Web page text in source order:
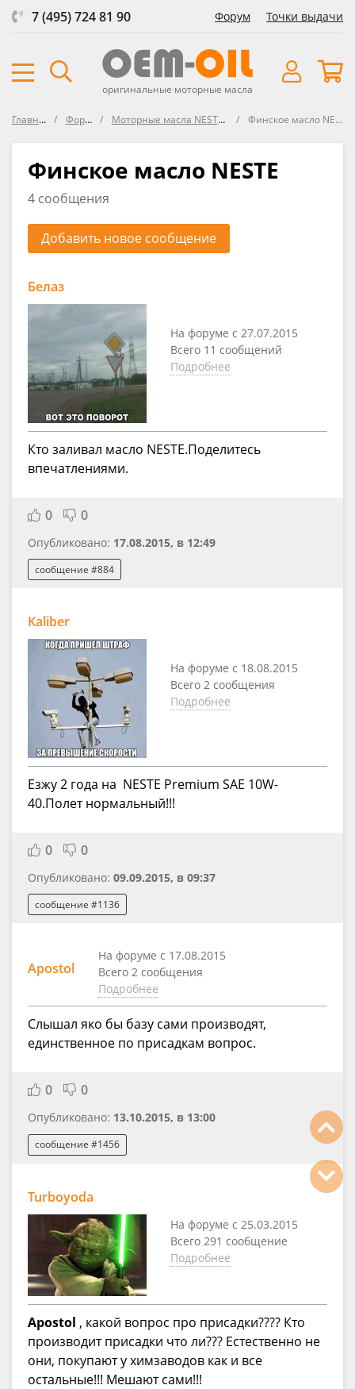
7 (495) 724 81 90 Форум Точки выдачи
оригинальные моторные масла
Главная Форум Моторные масла NESTE OIL Финское масло NESTE
Финское масло NESTE
4 сообщения
Добавить новое сообщение
Белаз
На форуме с 27.07.2015
Всего 11 сообщений
Подробнее
Кто заливал масло NESTE.Поделитесь
впечатлениями.
0 0
Опубликовано: 17.08.2015, в 12:49
сообщение #884
Kaliber
На форуме с 18.08.2015
Всего 2 сообщения
Подробнее
Езжу 2 года на NESTE Premium SAE 10W-
40.Полет нормальный!!!
0 0
Опубликовано: 09.09.2015, в 09:37
сообщение #1136
Apostol
На форуме с 17.08.2015
Всего 2 сообщения
Подробнее
Слышал яко бы базу сами производят,
единственное по присадкам вопрос.
0 0
Опубликовано: 13.10.2015, в 13:00
сообщение #1456
Turboyoda
На форуме с 25.03.2015
Всего 291 сообщение
Подробнее
Apostol , какой вопрос про присадки???? Кто
производит присадки что ли??? Естественно не
они, покупают у химзаводов как и все
остальные!!! Мешают сами!!!